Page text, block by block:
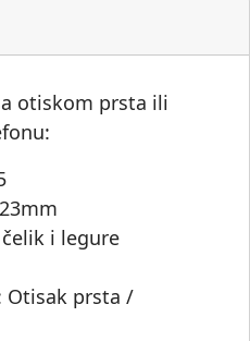
otiskom prsta ili
i legure
Otisak prsta /